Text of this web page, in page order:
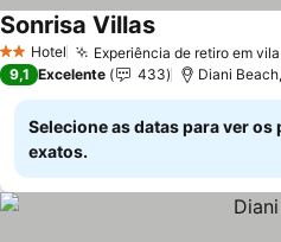
2 Estrelas
Hotel Experiência de retiro em
Sonrisa Villas
9,1 Excelente 433 Diani
Selecione as datas para ver os
exatos.